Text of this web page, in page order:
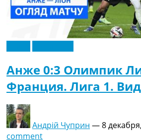
Анже 0:3 Олимпик
Франция. Лига 1.
Андрій Чуприн —8
comment